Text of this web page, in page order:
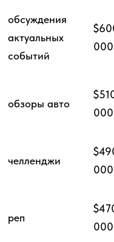
обсуждения
актуальных
событий
000
обзоры авто
000
челленджи
000
реп
000